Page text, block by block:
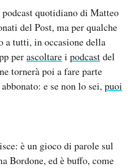
quotidiano di Matteo
del Post, ma per qualche
a tutti, in occasione della
perascoltarei podcastdel
tornerà poi a fare parte
e se non lo sei, puoi
è un gioco di parole sul
Bordone, ed è buffo, come